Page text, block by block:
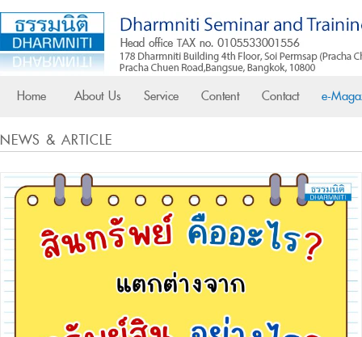
Home About Us Service Content Contact e-
NEWS & ARTICLE